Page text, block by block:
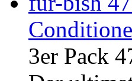
3er Pack